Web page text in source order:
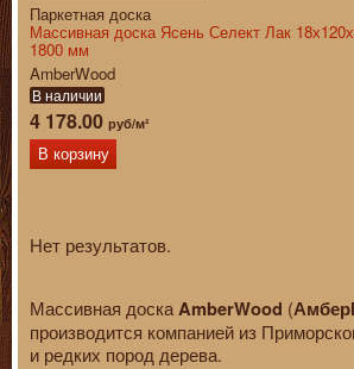
Паркетная доска
Массивная доска Ясень Селект Лак
1800 мм
AmberWood
В наличии
4 178.00 руб/м²
В корзину
Нет результатов.
Массивная доскаAmberWood (
производится компанией из
и редких пород дерева.